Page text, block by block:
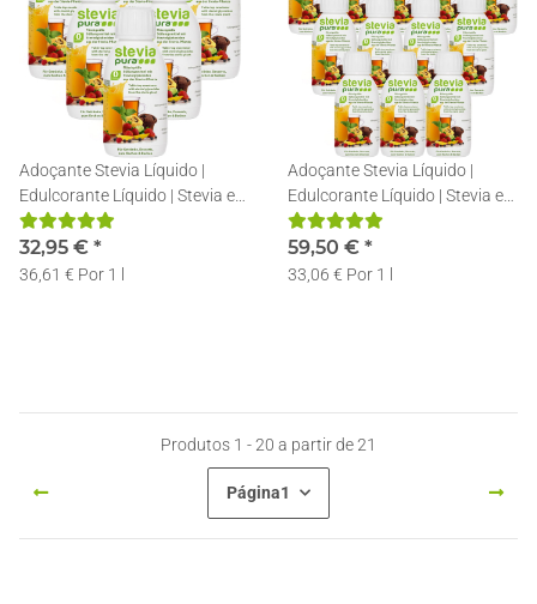
Adoçante Stevia Líquido |
Edulcorante Líquido | Stevia em
Gotas | 6x150ml
32,95 € *
36,61 € Por 1 l
Adoçante Stevia Líquido |
Edulcorante Líquido | Stevia em
Gotas | 12x150ml
59,50 € *
33,06 € Por 1 l
Produtos 1 - 20 a partir de 21
Página1